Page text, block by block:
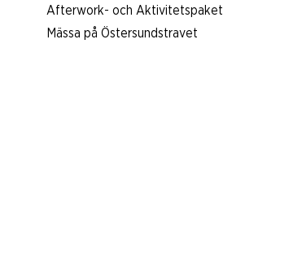
Afterwork- och Aktivitetspaket
Mässa på Östersundstravet